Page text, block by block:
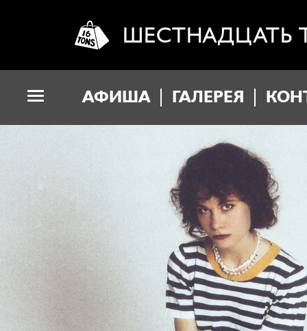
ШЕСТНАДЦАТЬ
АФИША ГАЛЕРЕЯ